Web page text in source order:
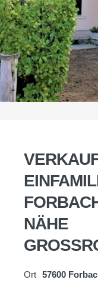
NÄHE
Ort 57600